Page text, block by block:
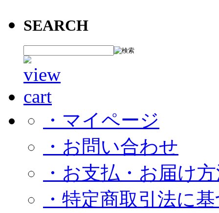
SEARCH
・マイページ
・お問い合わせ
・お支払・お届け
・特定商取引法に